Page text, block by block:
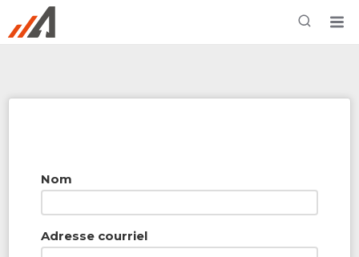
Rechercher à proximité - Entreprise / Rabais /
Services
Nom
Adresse courriel